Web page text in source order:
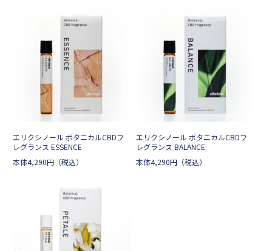
エリクシノール ボタニカルCBDフ
レグランス ESSENCE
本体4,290円 （税込）
エリクシノール ボタニカルCBDフ
レグランス BALANCE
本体4,290円（税込）